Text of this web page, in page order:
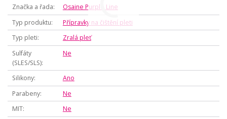
Značka a řada
Osaine Purple Line
Typ produktu
Přípravky na čištění pleti
Typ pleti
Zralá pleť
Sulfáty
(SLES/SLS)
Ne
Silikony
Ano
Parabeny
Ne
MIT
Ne